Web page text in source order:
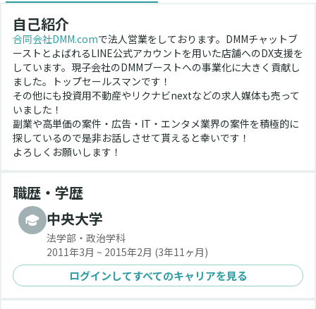
自己紹介
合同会社DMM.comで法人営業をしております。DMMチャットブ
ーストとよばれるLINE公式アカウントを用いた店舗へのDX支援を
しています。現子会社のDMMブーストへの事業化に大きく貢献し
ました。トップセールスマンです！
その他にも投資用不動産やリクナビnextなどの求人媒体も売って
いました！
副業や高単価の案件・広告・IT・エンタメ業界の案件を積極的に
探しているので是非お話しさせて貰えると幸いです！
よろしくお願いします！
職歴・学歴
中央大学
法学部・政治学科
2011年3月 ~ 2015年2月 (3年11ヶ月)
ログインしてすべてのキャリアを見る